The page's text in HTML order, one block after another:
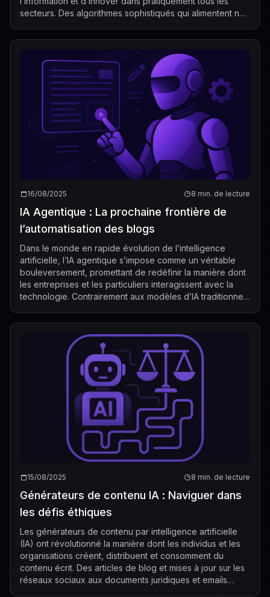
secteurs. Des algorithmes sophistiqués qui alimentent nos
16/08/2025 8 min. de lecture
IA Agentique : La prochaine frontière de
l’automatisation des blogs
Dans le monde en rapide évolution de l’intelligence
artificielle, l’IA agentique s’impose comme un véritable
bouleversement, promettant de redéfinir la manière dont
les entreprises et les particuliers interagissent avec la
technologie. Contrairement aux modèles d’IA traditionnels
15/08/2025 8 min. de lecture
Générateurs de contenu IA : Naviguer dans
les défis éthiques
Les générateurs de contenu par intelligence artificielle
(IA) ont révolutionné la manière dont les individus et les
organisations créent, distribuent et consomment du
contenu écrit. Des articles de blog et mises à jour sur les
réseaux sociaux aux documents juridiques et emails